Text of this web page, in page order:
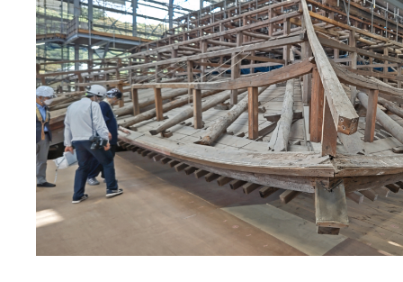
個人事業・フリーランス
ふるさと納税の基礎知識
10秒ぴったり診断